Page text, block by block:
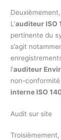
L’auditeur ISO
pertinente du
s’agit
l’auditeur
non-conformité
interne ISO
Audit sur site